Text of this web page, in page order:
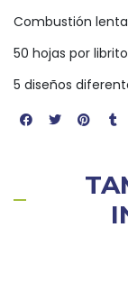
Combustión lenta
50 hojas por
5 diseños